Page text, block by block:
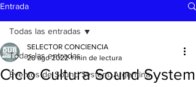
Entrada
Todas las entradas
Eventos de Sound System. Argentina
Todas las entradas
Ciclo Cultura Sound System
SELECTOR CONCIENCIA
28 ago 2022 1 min de lectura